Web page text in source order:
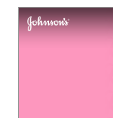
HOUMALY